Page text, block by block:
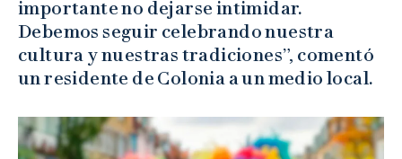
importante no dejarse intimidar.
Debemos seguir celebrando nuestra
cultura y nuestras tradiciones”, comentó
un residente de Colonia a un medio local.